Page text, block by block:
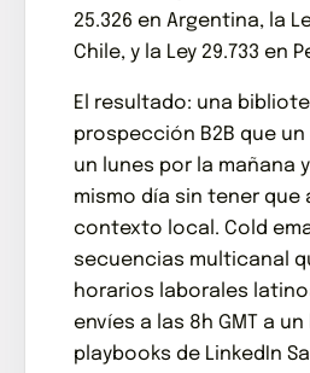
25.326 en Argentina, la
Chile, y la Ley 29.733 en
El resultado: una
prospección B2B que un
un lunes por la mañana
mismo día sin tener que
contexto local. Cold
secuencias multicanal
horarios laborales
envíes a las 8h GMT a
playbooks de LinkedIn